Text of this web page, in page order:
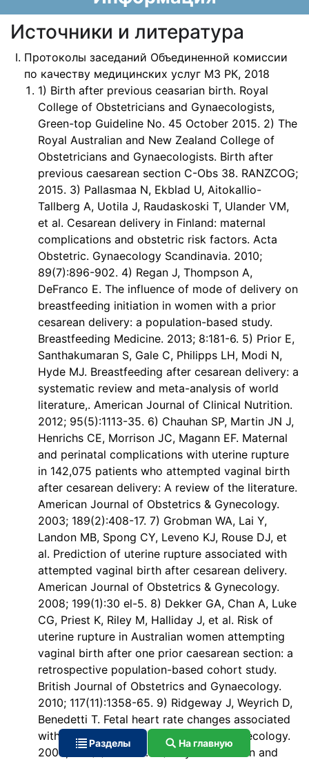
Источники и литература
Протоколы заседаний Объединенной комиссии
по качеству медицинских услуг МЗ РК, 2018
1) Birth after previous ceasarian birth. Royal
College of Obstetricians and Gynaecologists,
Green-top Guideline No. 45 October 2015. 2) The
Royal Australian and New Zealand College of
Obstetricians and Gynaecologists. Birth after
previous caesarean section C-Obs 38. RANZCOG;
2015. 3) Pallasmaa N, Ekblad U, Aitokallio-
Tallberg A, Uotila J, Raudaskoski T, Ulander VM,
et al. Cesarean delivery in Finland: maternal
complications and obstetric risk factors. Acta
Obstetric. Gynaecology Scandinavia. 2010;
89(7):896-902. 4) Regan J, Thompson A,
DeFranco E. The influence of mode of delivery on
breastfeeding initiation in women with a prior
cesarean delivery: a population-based study.
Breastfeeding Medicine. 2013; 8:181-6. 5) Prior E,
Santhakumaran S, Gale C, Philipps LH, Modi N,
Hyde MJ. Breastfeeding after cesarean delivery: a
systematic review and meta-analysis of world
literature,. American Journal of Clinical Nutrition.
2012; 95(5):1113-35. 6) Chauhan SP, Martin JN J,
Henrichs CE, Morrison JC, Magann EF. Maternal
and perinatal complications with uterine rupture
in 142,075 patients who attempted vaginal birth
after cesarean delivery: A review of the literature.
American Journal of Obstetrics & Gynecology.
2003; 189(2):408-17. 7) Grobman WA, Lai Y,
Landon MB, Spong CY, Leveno KJ, Rouse DJ, et
al. Prediction of uterine rupture associated with
attempted vaginal birth after cesarean delivery.
American Journal of Obstetrics & Gynecology.
2008; 199(1):30 el-5. 8) Dekker GA, Chan A, Luke
CG, Priest K, Riley M, Halliday J, et al. Risk of
uterine rupture in Australian women attempting
vaginal birth after one prior caesarean section: a
retrospective population-based cohort study.
British Journal of Obstetrics and Gynaecology.
2010; 117(11):1358-65. 9) Ridgeway J, Weyrich D,
Benedetti T. Fetal heart rate changes associated
with uterine rupture. Obstetrics and gynecology.
2004; 103(3):506-12. 10) Royal Australian and
Разделы На главную